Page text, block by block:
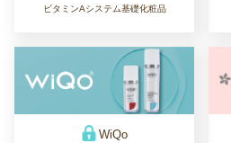
ビタミンAシステム基礎化粧品
WiQo